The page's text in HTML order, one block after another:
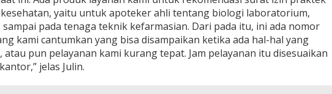
yaitu untuk apoteker ahli tentang biologi laboratorium,
sampai pada tenaga teknik kefarmasian. Dari pada itu, ini ada nomor
kami cantumkan yang bisa disampaikan ketika ada hal-hal yang
atau pun pelayanan kami kurang tepat. Jam pelayanan itu disesuaikan
jelas Julin.